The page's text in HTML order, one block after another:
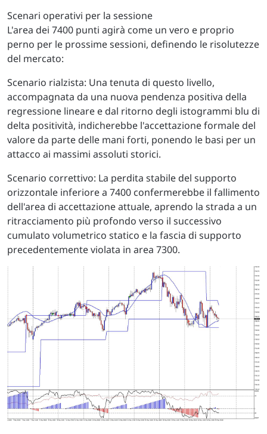
Scenari operativi per la sessione
L'area dei 7400 punti agirà come un vero e proprio
perno per le prossime sessioni, definendo le risolutezze
del mercato:
Scenario rialzista: Una tenuta di questo livello,
accompagnata da una nuova pendenza positiva della
regressione lineare e dal ritorno degli istogrammi blu di
delta positività, indicherebbe l'accettazione formale del
valore da parte delle mani forti, ponendo le basi per un
attacco ai massimi assoluti storici.
Scenario correttivo: La perdita stabile del supporto
orizzontale inferiore a 7400 confermerebbe il fallimento
dell'area di accettazione attuale, aprendo la strada a un
ritracciamento più profondo verso il successivo
cumulato volumetrico statico e la fascia di supporto
precedentemente violata in area 7300.